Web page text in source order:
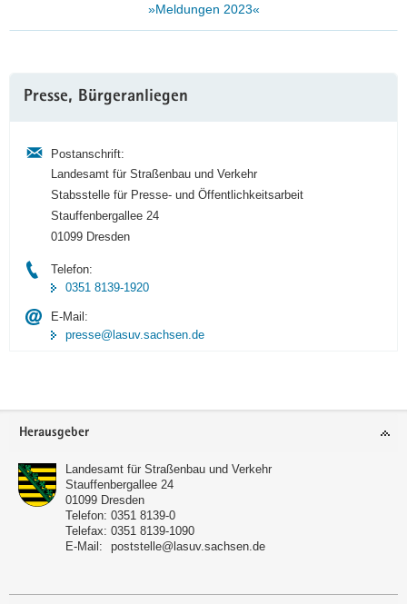
»Meldungen 2023«
Information
Presse, Bürgeranliegen
Postanschrift:
Landesamt für Straßenbau und Verkehr
Stabsstelle für Presse- und Öffentlichkeitsarbeit
Stauffenbergallee 24
01099 Dresden
Telefon:
0351 8139-1920
E-Mail:
presse@lasuv.sachsen.de
Footer-
Herausgeber
Landesamt für Straßenbau und Verkehr
Stauffenbergallee 24
01099 Dresden
Telefon: 0351 8139-0
Telefax: 0351 8139-1090
E-Mail:
poststelle@lasuv.sachsen.de